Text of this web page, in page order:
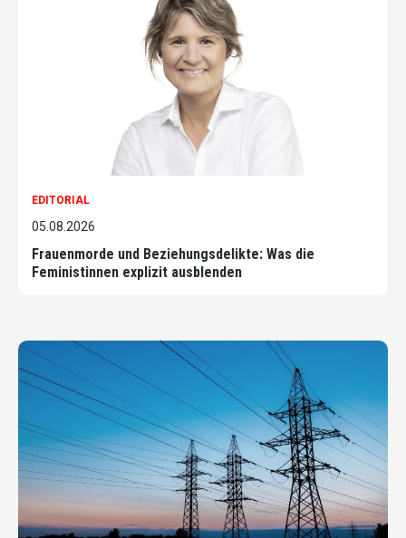
EDITORIAL
05.08.2026
Frauenmorde und Beziehungsdelikte: Was die
Feministinnen explizit ausblenden